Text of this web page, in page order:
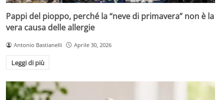
Pappi del pioppo, perché la “neve di primavera” non è la
vera causa delle allergie
Antonio Bastianelli Aprile 30, 2026
Leggi di più